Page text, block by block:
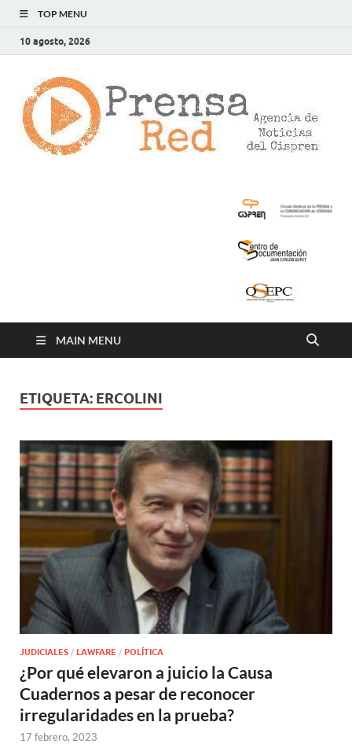
TOP MENU
10 agosto, 2026
MAIN MENU
ETIQUETA: ERCOLINI
JUDICIALES / LAWFARE / POLÍTICA
¿Por qué elevaron a juicio la Causa
Cuadernos a pesar de reconocer
irregularidades en la prueba?
17 febrero, 2023